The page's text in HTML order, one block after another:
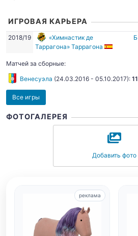
ИГРОВАЯ КАРЬЕРА
2018/19
«Химнастик де
Таррагона» Таррагона
Б
Матчей за сборные:
Венесуэла (24.03.2016 - 05.10.2017): 11
Все игры
ФОТОГАЛЕРЕЯ
Добавить фото
реклама